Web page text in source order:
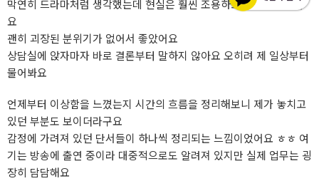
막연히 드라마처럼 생각했는데 현실은 훨씬 조용하고 체계적이었어
요
괜히 괴장된 분위기가 없어서 좋았어요
상담실에 앉자마자 바로 결론부터 말하지 않아요 오히려 제 일상부터
물어봐요
언제부터 이상함을 느꼈는지 시간의 흐름을 정리해보니 제가 놓치고
있던 부분도 보이더라구요
감정에 가려져 있던 단서들이 하나씩 정리되는 느낌이었어요 ㅎㅎ 여
기는 방송에 출연 중이라 대중적으로도 알려져 있지만 실제 업무는 굉
장히 담담해요